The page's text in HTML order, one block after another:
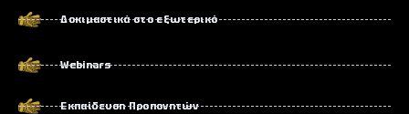
Δοκιμαστικά στο εξωτερικό
Webinars
Εκπαίδευση Προπονητών